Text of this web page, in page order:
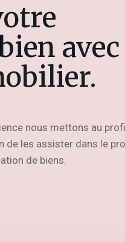
avec
nous mettons au
de les assister dans le
de biens.